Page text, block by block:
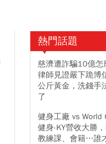
熱門話題
慈濟遭詐騙10億怎
律師見證嚴下跪博
公斤黃金，洗錢
了
健身工廠 vs World
健身-KY營收大勝
教練課、會籍…誰